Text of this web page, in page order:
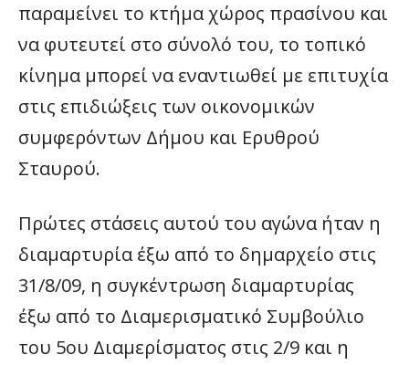
παραμείνει το κτήμα χώρος πρασίνου και
να φυτευτεί στο σύνολό του, το τοπικό
κίνημα μπορεί να εναντιωθεί με επιτυχία
στις επιδιώξεις των οικονομικών
συμφερόντων Δήμου και Ερυθρού
Σταυρού.
Πρώτες στάσεις αυτού του αγώνα ήταν η
διαμαρτυρία έξω από το δημαρχείο στις
31/8/09, η συγκέντρωση διαμαρτυρίας
έξω από το Διαμερισματικό Συμβούλιο
του 5ου Διαμερίσματος στις 2/9 και η